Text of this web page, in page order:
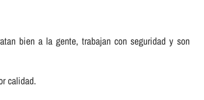
bien a la gente, trabajan con seguridad y son
calidad.